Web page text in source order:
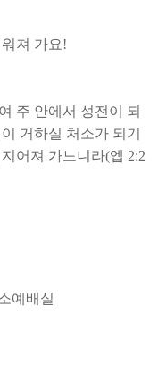
져 가요!
주 안에서 성전이 되
거하실 처소가 되기
어져 가느니라(엡 2:2
예배실